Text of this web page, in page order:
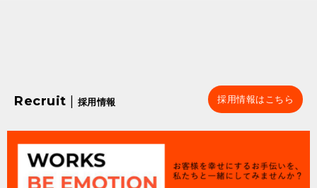
Recruit | 採用情報 採用情報はこちら